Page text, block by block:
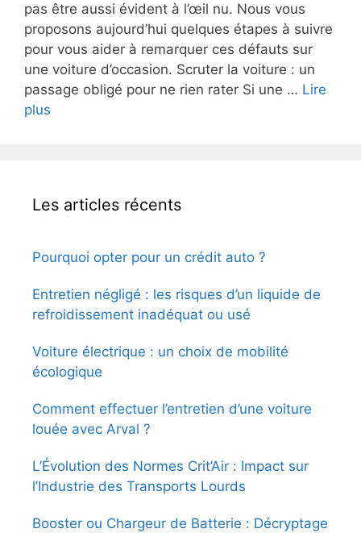
pas être aussi évident à l’œil nu. Nous vous
proposons aujourd’hui quelques étapes à suivre
pour vous aider à remarquer ces défauts sur
une voiture d’occasion. Scruter la voiture : un
passage obligé pour ne rien rater Si une … Lire
plus
Les articles récents
Pourquoi opter pour un crédit auto ?
Entretien négligé : les risques d’un liquide de
refroidissement inadéquat ou usé
Voiture électrique : un choix de mobilité
écologique
Comment effectuer l’entretien d’une voiture
louée avec Arval ?
L’Évolution des Normes Crit’Air : Impact sur
l’Industrie des Transports Lourds
Booster ou Chargeur de Batterie : Décryptage